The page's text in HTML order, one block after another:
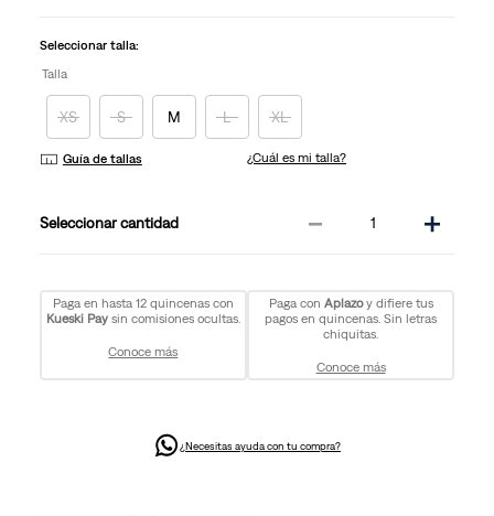
página.
Seleccionar talla:
Talla
XS S M L XL
Guía de tallas ¿Cuál es mi talla?
cantidad ＋
－
Paga en hasta 12 quincenas con
Kueski Paysin comisiones ocultas.
Conoce más
Paga con Aplazoy difiere tus
pagos en quincenas. Sin letras
chiquitas.
Conoce más
¿Necesitas ayuda con tu compra?